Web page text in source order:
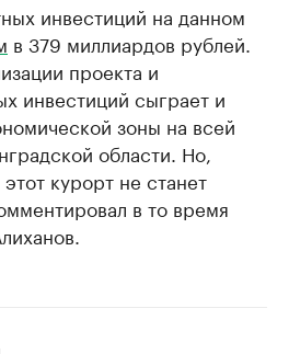
инвестиций на данном
в 379 миллиардов рублей.
проекта и
инвестиций сыграет и
зоны на всей
области. Но,
курорт не станет
в то время